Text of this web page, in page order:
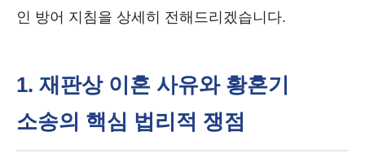
인 방어 지침을 상세히 전해드리겠습니다.
1. 재판상 이혼 사유와 황혼기
소송의 핵심 법리적 쟁점